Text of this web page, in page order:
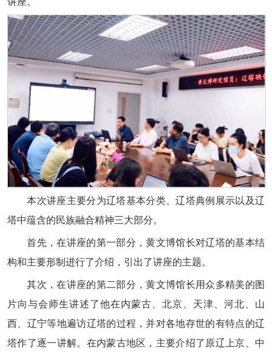
本次讲座主要分为辽塔基本分类、辽塔典例展示以及辽
塔中蕴含的民族融合精神三大部分。
首先，在讲座的第一部分，黄文博馆长对辽塔的基本结
构和主要形制进行了介绍，引出了讲座的主题。
其次，在讲座的第二部分，黄文博馆长用众多精美的图
片向与会师生讲述了他在内蒙古、北京、天津、河北、山
西、辽宁等地遍访辽塔的过程，并对各地存世的有特点的辽
塔作了逐一讲解。在内蒙古地区，主要介绍了原辽上京、中